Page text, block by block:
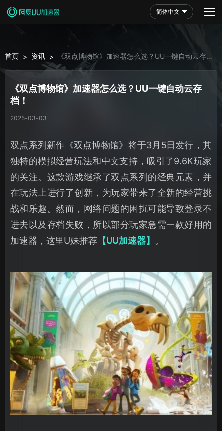
简体中文
首页 > 资讯 >
《双点博物馆》加速器怎么选？UU一键自动云存
档！
《双点博物馆》加速器怎么选？UU一键自动云存
档！
2025-03-03
双点系列新作《双点博物馆》将于3月5日发行，其
独特的模拟经营玩法和中文支持，吸引了9.6K玩家
的关注。这款游戏继承了双点系列的经典元素，并
在玩法上进行了创新，为玩家带来了全新的经营挑
战和乐趣。然而，网络问题的困扰可能导致登录不
进去以及存档失败，所以部分玩家急需一款好用的
加速器，这里U妹推荐 【UU加速器】 。